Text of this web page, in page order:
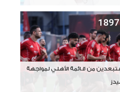
1897
من قائمة الأهلي لمواجهة